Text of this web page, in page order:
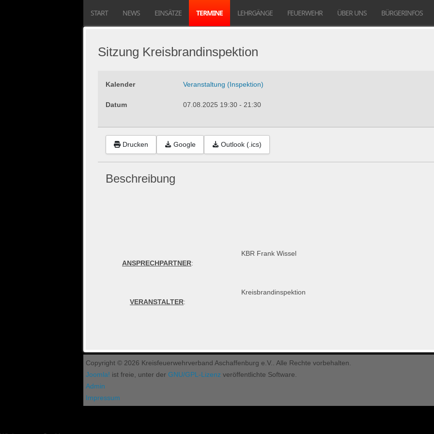
START NEWS EINSÄTZE TERMINE LEHRGÄNGE FEUERWEHR ÜBER UNS BÜRGERINFOS
Sitzung Kreisbrandinspektion
Kalender Veranstaltung (Inspektion)
Datum 07.08.2025 19:30 - 21:30
Drucken Google Outlook (.ics)
Beschreibung
ANSPRECHPARTNER:
KBR Frank Wissel
VERANSTALTER:
Kreisbrandinspektion
Copyright © 2026 Kreisfeuerwehrverband Aschaffenburg e.V.. Alle Rechte vorbehalten.
Joomla! ist freie, unter der GNU/GPL-Lizenz veröffentlichte Software.
Admin
Impressum